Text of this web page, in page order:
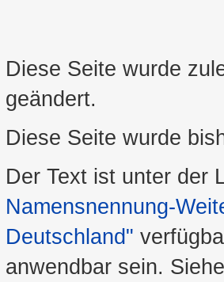
Diese Seite wurde
geändert.
Diese Seite wurde
Der Text ist unter der
Namensnennung-
Deutschland"
anwendbar sein.